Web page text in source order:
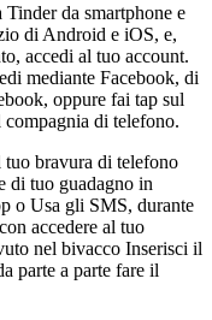
da smartphone e
di Android e iOS, e,
accedi al tuo account.
mediante Facebook, di
oppure fai tap sul
di telefono.
bravura di telefono
di tuo guadagno in
o Usa gli SMS, durante
accedere al tuo
nel bivacco Inserisci il
parte a parte fare il